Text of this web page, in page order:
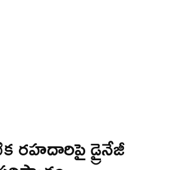
రహదారిపై డ్రైనేజీ